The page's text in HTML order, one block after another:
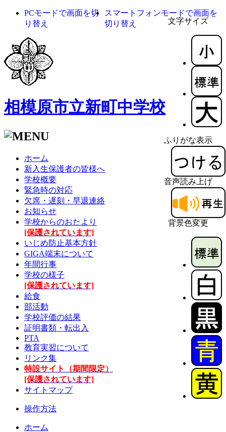
文字サイズ
ふりがな表示
音声読み上げ
背景色変更
PCモードで画面を切
り替え
スマートフォンモードで画面を
切り替え
相模原市立新町中学校
ホーム
新入生保護者の皆様へ
学校概要
緊急時の対応
欠席・遅刻・早退連絡
お知らせ
学校からのおたより
[保護されています]
いじめ防止基本方針
GIGA端末について
年間行事
学校の様子
[保護されています]
給食
部活動
学校評価の結果
証明書類・転出入
PTA
教育実習について
リンク集
特設サイト（期間限定）
[保護されています]
サイトマップ
操作方法
ホーム